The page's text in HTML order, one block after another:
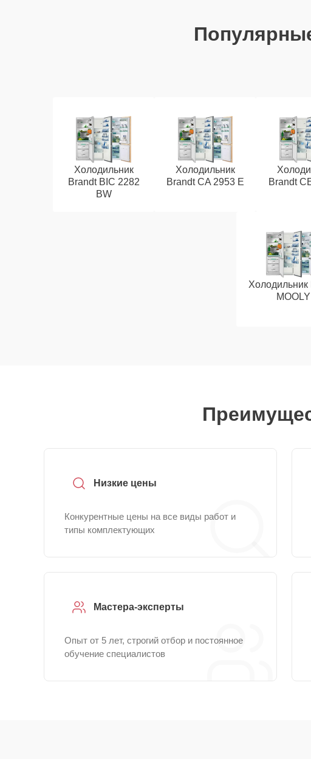
Холодильник
Brandt BIC 2282
BW
Холодильник
Brandt CA 2953 E
Brandt
Холодильник
MOOLY
Низкие цены
Конкурентные цены на все виды работ и
типы комплектующих
Мастера-эксперты
Опыт от 5 лет, строгий отбор и постоянное
обучение специалистов